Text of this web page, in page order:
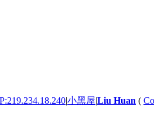
|小黑屋|Liu Huan (